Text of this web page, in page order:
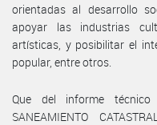
orientadas al desarrollo
apoyar las industrias
artísticas, y posibilitar el
popular, entre otros.
Que del informe técnico
SANEAMIENTO